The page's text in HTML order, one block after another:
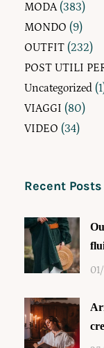
MODA(383)
MONDO (9)
OUTFIT (232)
POST UTILI
Uncategorized
VIAGGI (80)
VIDEO (34)
Recent Posts